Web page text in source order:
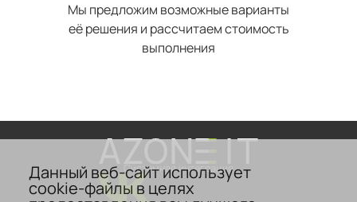
Мы предложим возможные варианты
её решения и рассчитаем стоимость
выполнения
Системная интеграция
Данный веб-сайт использует
cookie-файлы в целях